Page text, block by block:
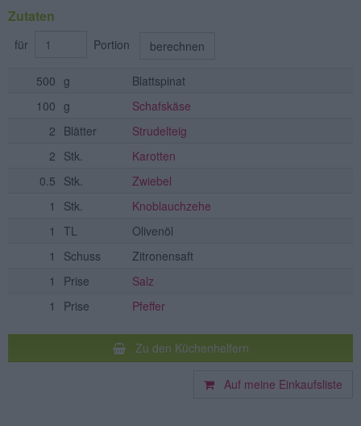
Zutaten
für Portion berechnen
500 g
Blattspinat
100 g
Schafskäse
2 Blätter
Strudelteig
2 Stk.
Karotten
0.5 Stk.
Zwiebel
1
Stk.
Knoblauchzehe
1
TL
Olivenöl
1
Schuss
Zitronensaft
1
Prise
Salz
1
Prise Pfeffer
Zu den Küchenhelfern
Auf meine Einkaufsliste